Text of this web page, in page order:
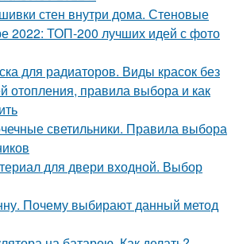
стен внутри дома. Стеновые
2022: ТОП-200 лучших идей с фото
для радиаторов. Виды красок без
отопления, правила выбора и как
светильники. Правила выбора
для двери входной. Выбор
Почему выбирают данный метод